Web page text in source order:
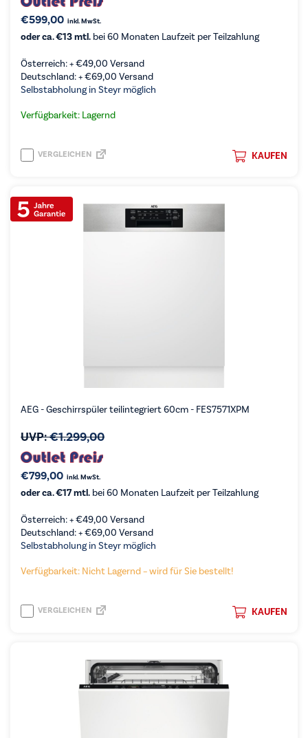
€599,00 inkl. MwSt.
oder ca. €13 mtl. bei 60 Monaten Laufzeit per Teilzahlung
Österreich: +€49,00 Versand
Deutschland: +€69,00 Versand
Selbstabholung in Steyr möglich
Verfügbarkeit: Lagernd
KAUFEN
VERGLEICHEN
AEG - Geschirrspüler teilintegriert 60cm - FES7571XPM
UVP:€1.299,00
€799,00 inkl. MwSt.
oder ca. €17 mtl. bei 60 Monaten Laufzeit per Teilzahlung
Österreich: +€49,00 Versand
Deutschland: +€69,00 Versand
Selbstabholung in Steyr möglich
Verfügbarkeit: Nicht Lagernd – wird für Sie bestellt!
KAUFEN
VERGLEICHEN